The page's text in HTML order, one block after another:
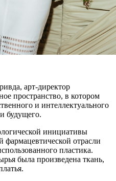
арт-директор
пространство, в котором
и интеллектуального
будущего.
инициативы
фармацевтической отрасли
пластика.
была произведена ткань,